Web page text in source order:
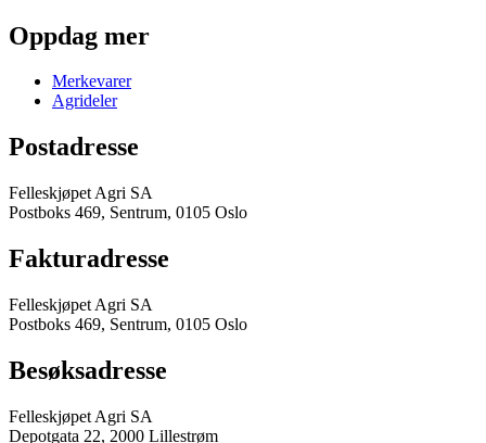
Oppdag mer
Merkevarer
Agrideler
Postadresse
Felleskjøpet Agri SA
Postboks 469, Sentrum, 0105 Oslo
Fakturadresse
Felleskjøpet Agri SA
Postboks 469, Sentrum, 0105 Oslo
Besøksadresse
Felleskjøpet Agri SA
Depotgata 22, 2000 Lillestrøm